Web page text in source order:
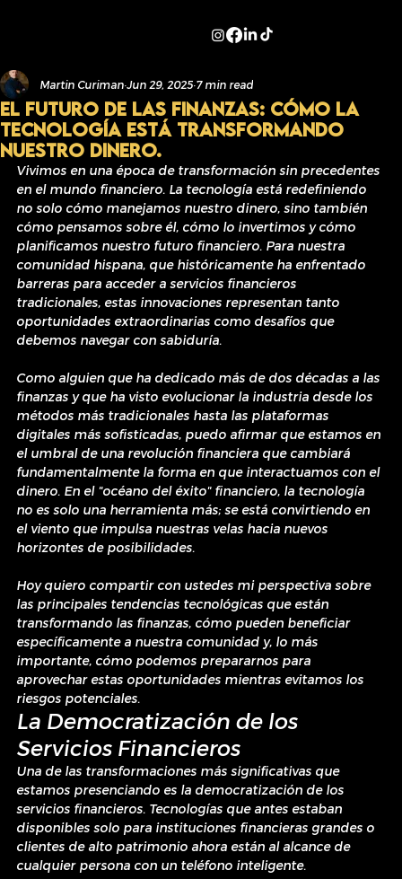
El Futuro de las Finanzas: Cómo la
Tecnología Está Transformando
Nuestro Dinero.
Martin Curiman Jun 29, 2025 7 min read
Vivimos en una época de transformación sin precedentes
en el mundo financiero. La tecnología está redefiniendo
no solo cómo manejamos nuestro dinero, sino también
cómo pensamos sobre él, cómo lo invertimos y cómo
planificamos nuestro futuro financiero. Para nuestra
comunidad hispana, que históricamente ha enfrentado
barreras para acceder a servicios financieros
tradicionales, estas innovaciones representan tanto
oportunidades extraordinarias como desafíos que
debemos navegar con sabiduría.
Como alguien que ha dedicado más de dos décadas a las
finanzas y que ha visto evolucionar la industria desde los
métodos más tradicionales hasta las plataformas
digitales más sofisticadas, puedo afirmar que estamos en
el umbral de una revolución financiera que cambiará
fundamentalmente la forma en que interactuamos con el
dinero. En el "océano del éxito" financiero, la tecnología
no es solo una herramienta más; se está convirtiendo en
el viento que impulsa nuestras velas hacia nuevos
horizontes de posibilidades.
Hoy quiero compartir con ustedes mi perspectiva sobre
las principales tendencias tecnológicas que están
transformando las finanzas, cómo pueden beneficiar
específicamente a nuestra comunidad y, lo más
importante, cómo podemos prepararnos para
aprovechar estas oportunidades mientras evitamos los
riesgos potenciales.
La Democratización de los
Servicios Financieros
Una de las transformaciones más significativas que
estamos presenciando es la democratización de los
servicios financieros. Tecnologías que antes estaban
disponibles solo para instituciones financieras grandes o
clientes de alto patrimonio ahora están al alcance de
cualquier persona con un teléfono inteligente.